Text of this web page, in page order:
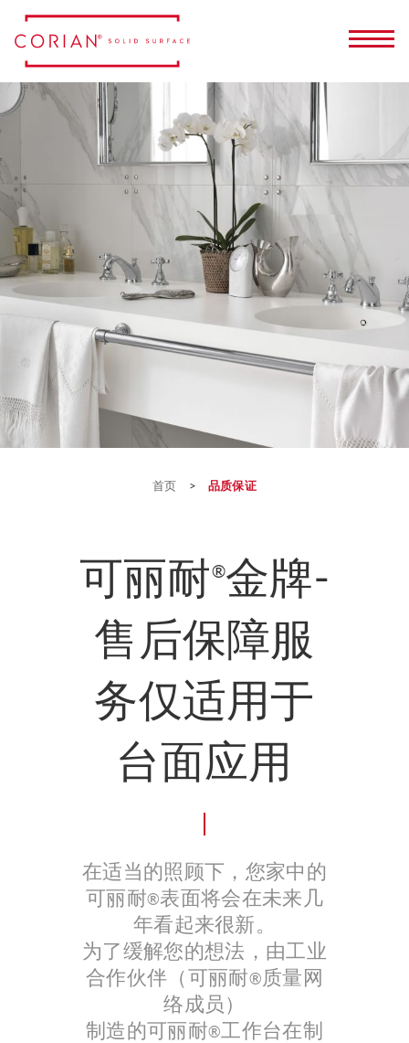
首页 > 品质保证
可丽耐®金牌-
售后保障服
务仅适用于
台面应用
在适当的照顾下，您家中的
可丽耐®表面将会在未来几
年看起来很新。
为了缓解您的想法，由工业
合作伙伴（可丽耐®质量网
络成员）
制造的可丽耐®工作台在制